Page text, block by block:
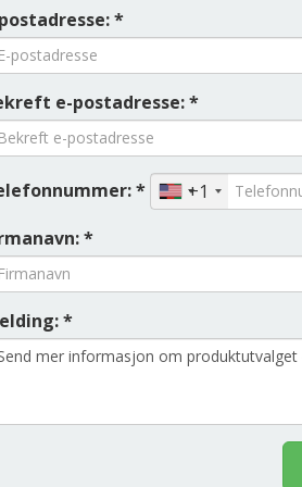
*
e-postadresse: *
*
+1
*
*